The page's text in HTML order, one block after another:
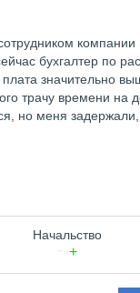
бухгалтер по
значительно
трачу времени на
но меня
Начальство